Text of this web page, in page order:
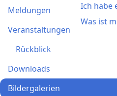
Ich habe
Was ist
Meldungen
Veranstaltungen
Rückblick
Downloads
Bildergalerien